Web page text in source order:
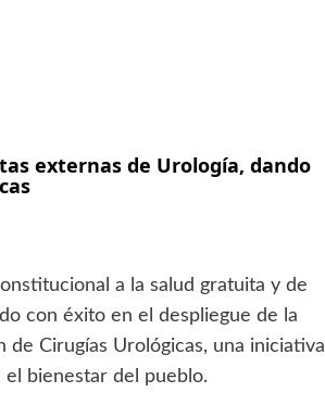
externas de Urología, dando
a la salud gratuita y de
con éxito en el despliegue de la
Cirugías Urológicas, una iniciativa
bienestar del pueblo.